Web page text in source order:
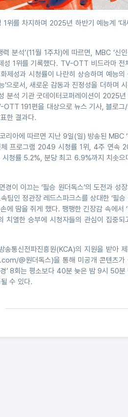
를 차지하며 2025년 하반기 예능계 ‘대
분석’(11월 1주차)에 따르면, MBC ‘신
성 1위를 기록했다. TV-OTT 비드라마 전
제성과 시청률이 나란히 상승하며 예능의
’으로서, 새로운 감동과 진정성을 더하며
분석 기관 굿데이터코퍼레이션이 2025년
191편을 대상으로 뉴스 기사, 블로그
한 결과다.
리아에 따르면 지난 9일(일) 방송된 MBC
프로그램 2049 시청률 1위, 4주 연속
시청률 5.2%, 분당 최고 6.9%까지 치솟으
이 이끄는 ‘필승 원더독스’의 도전과 성
팀인 정관장 레드스파크스를 상대한 ‘필승
에 땀을 쥐게 했다. 팽팽한 긴장감 속에서
치열한 승부에 시청자들의 관심이 집중되
송통신전파진흥원(KCA)의 지원을 받아 제
@원더독스)을 통해 미공개 콘텐츠가
’ 8회는 평소보다 40분 늦은 밤 9시 50분
수 있다.